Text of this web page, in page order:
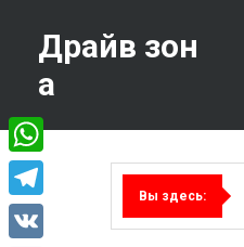
содержимому
Драйв зон
а
Вы здесь:
WhatsApp
Telegram